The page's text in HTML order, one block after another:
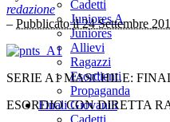
Cadetti
Juniores A
Juniores
Allievi
Ragazzi
Esordienti
Propaganda
Finali Giovanili
Cadetti
redazione
– Pubblicato il 24 Settembre
SERIE A1 MASCHILE:
ESORDIO CON DIRETTA